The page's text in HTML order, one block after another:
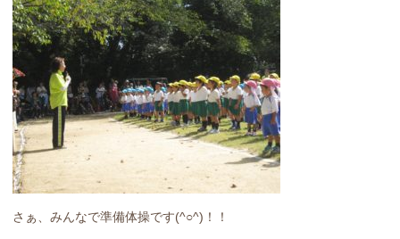
さぁ、みんなで準備体操です(^○^)！！